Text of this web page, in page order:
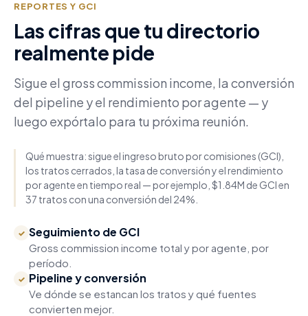
REPORTES Y GCI
Las cifras que tu directorio
realmente pide
Sigue el gross commission income, la conversión
del pipeline y el rendimiento por agente — y
luego expórtalo para tu próxima reunión.
Qué muestra: sigue el ingreso bruto por comisiones (GCI),
los tratos cerrados, la tasa de conversión y el rendimiento
por agente en tiempo real — por ejemplo, $1.84M de GCI en
37 tratos con una conversión del 24%.
✓ Seguimiento de GCI
Gross commission income total y por agente, por
período.
✓ Pipeline y conversión
Ve dónde se estancan los tratos y qué fuentes
convierten mejor.